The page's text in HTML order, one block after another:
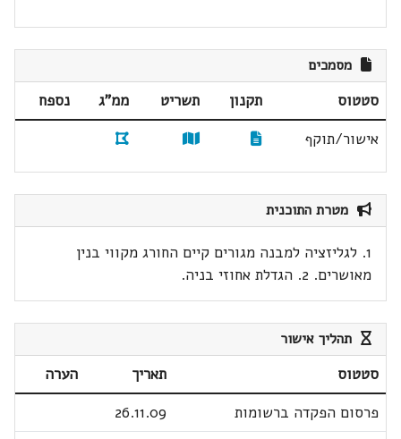
מסמכים
סטטוס תקנון תשריט ממ"ג
נספח
אישור/תוקף
מטרת התוכנית
1. לגליזציה למבנה מגורים קיים החורג מקווי בנין
מאושרים. 2. הגדלת אחוזי בניה.
תהליך אישור
סטטוס תאריך
הערה
פרסום הפקדה ברשומות
26.11.09